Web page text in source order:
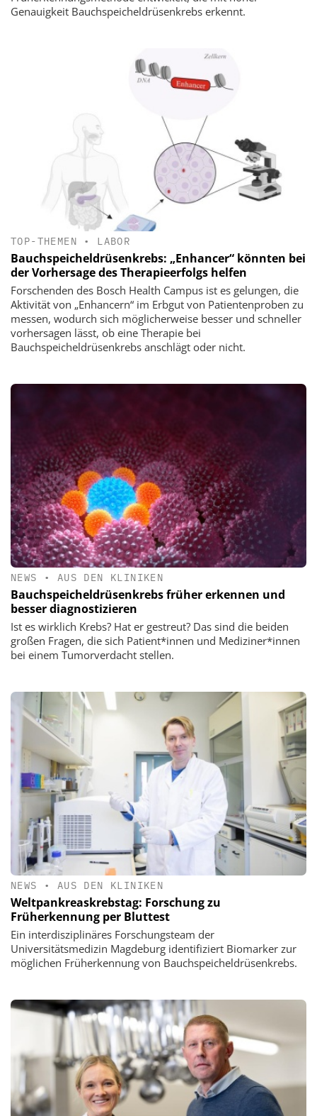
Genauigkeit Bauchspeicheldrüsenkrebs erkennt.
TOP-THEMEN • LABOR
Bauchspeicheldrüsenkrebs: „Enhancer“ könnten bei
der Vorhersage des Therapieerfolgs helfen
Forschenden des Bosch Health Campus ist es gelungen, die
Aktivität von „Enhancern“ im Erbgut von Patientenproben zu
messen, wodurch sich möglicherweise besser und schneller
vorhersagen lässt, ob eine Therapie bei
Bauchspeicheldrüsenkrebs anschlägt oder nicht.
NEWS • AUS DEN KLINIKEN
Bauchspeicheldrüsenkrebs früher erkennen und
besser diagnostizieren
Ist es wirklich Krebs? Hat er gestreut? Das sind die beiden
großen Fragen, die sich Patient*innen und Mediziner*innen
bei einem Tumorverdacht stellen.
NEWS • AUS DEN KLINIKEN
Weltpankreaskrebstag: Forschung zu
Früherkennung per Bluttest
Ein interdisziplinäres Forschungsteam der
Universitätsmedizin Magdeburg identifiziert Biomarker zur
möglichen Früherkennung von Bauchspeicheldrüsenkrebs.